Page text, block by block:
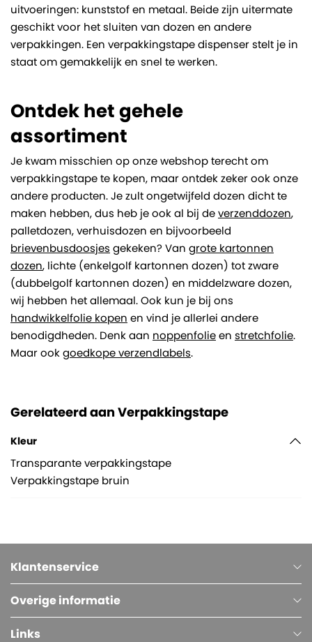
uitvoeringen: kunststof en metaal. Beide zijn uitermate
geschikt voor het sluiten van dozen en andere
verpakkingen. Een verpakkingstape dispenser stelt je in
staat om gemakkelijk en snel te werken.
Ontdek het gehele
assortiment
Je kwam misschien op onze webshop terecht om
verpakkingstape te kopen, maar ontdek zeker ook onze
andere producten. Je zult ongetwijfeld dozen dicht te
maken hebben, dus heb je ook al bij deverzenddozen,
palletdozen, verhuisdozen en bijvoorbeeld
brievenbusdoosjes gekeken? Van grote kartonnen
dozen, lichte (enkelgolf kartonnen dozen) tot zware
(dubbelgolf kartonnen dozen) en middelzware dozen,
wij hebben het allemaal. Ook kun je bij ons
handwikkelfolie kopen en vind je allerlei andere
benodigdheden. Denk aan noppenfolieen stretchfolie.
Maar ookgoedkope verzendlabels.
Gerelateerd aan Verpakkingstape
Kleur
Transparante verpakkingstape
Verpakkingstape bruin
Klantenservice
Overige informatie
Links